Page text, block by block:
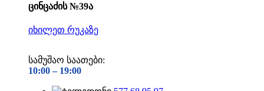
ცინცაძის №39ა
იხილეთ რუკაზე
სამუშაო საათები:
10:00 – 19:00